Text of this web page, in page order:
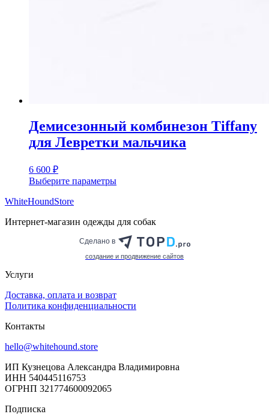
Демисезонный комбинезон Tiffany
для Левретки мальчика
6 600 ₽
Выберите параметры
товар
несколько
на
товара.
WhiteHoundStore
Интернет-магазин одежды для собак
Сделано в
cоздание и продвижение сайтов
Услуги
Доставка, оплата и возврат
Политика конфиденциальности
Контакты
hello@whitehound.store
ИП Кузнецова Александра Владимировна
ИНН 540445116753
ОГРНП 321774600092065
Подписка